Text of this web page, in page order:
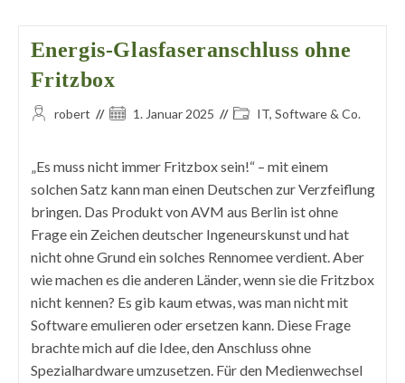
Energis-Glasfaseranschluss ohne
Fritzbox
Beitrags-
robert
Beitrag1. Januar 2025
Beitrags-IT, Software & Co.
„Es muss nicht immer Fritzbox sein!“ – mit einem
solchen Satz kann man einen Deutschen zur Verzfeiflung
bringen. Das Produkt von AVM aus Berlin ist ohne
Frage ein Zeichen deutscher Ingeneurskunst und hat
nicht ohne Grund ein solches Rennomee verdient. Aber
wie machen es die anderen Länder, wenn sie die Fritzbox
nicht kennen? Es gib kaum etwas, was man nicht mit
Software emulieren oder ersetzen kann. Diese Frage
brachte mich auf die Idee, den Anschluss ohne
Spezialhardware umzusetzen. Für den Medienwechsel